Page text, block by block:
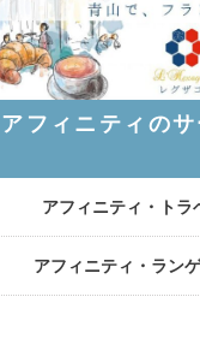
アフィニティのサ
アフィニティ・トラ
アフィニティ・ラン